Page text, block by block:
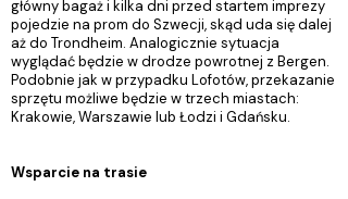
główny bagaż i kilka dni przed startem imprezy
pojedzie na prom do Szwecji, skąd uda się dalej
aż do Trondheim. Analogicznie sytuacja
wyglądać będzie w drodze powrotnej z Bergen.
Podobnie jak w przypadku Lofotów, przekazanie
sprzętu możliwe będzie w trzech miastach:
Krakowie, Warszawie lub Łodzi i Gdańsku.
Wsparcie na trasie